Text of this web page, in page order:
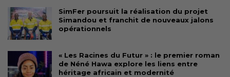
SimFer poursuit la réalisation du projet
Simandou et franchit de nouveaux jalons
opérationnels
« Les Racines du Futur » : le premier roman
de Néné Hawa explore les liens entre
héritage africain et modernité